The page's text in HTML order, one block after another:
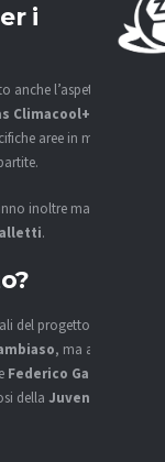
i
anche l’aspetto
Climacool+
aree in mesh
inoltre maggiore
.
del progetto come
, ma anche
e Federico Gatti
della Juventus